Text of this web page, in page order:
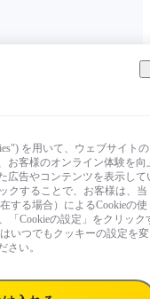
を用いて、ウェブサイトの
お客様のオンライン体験を向
広告やコンテンツを表示して
クすることで、お客様は、当
する場合）によるCookieの使
「Cookieの設定」をクリック
いつでもクッキーの設定を変
さい。